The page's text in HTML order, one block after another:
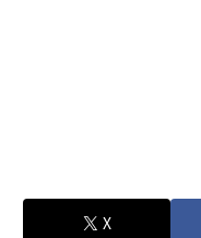
X